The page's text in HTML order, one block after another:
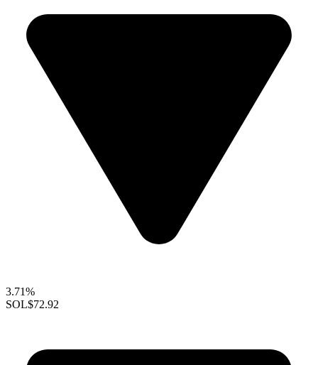
3.71%
SOL$72.92